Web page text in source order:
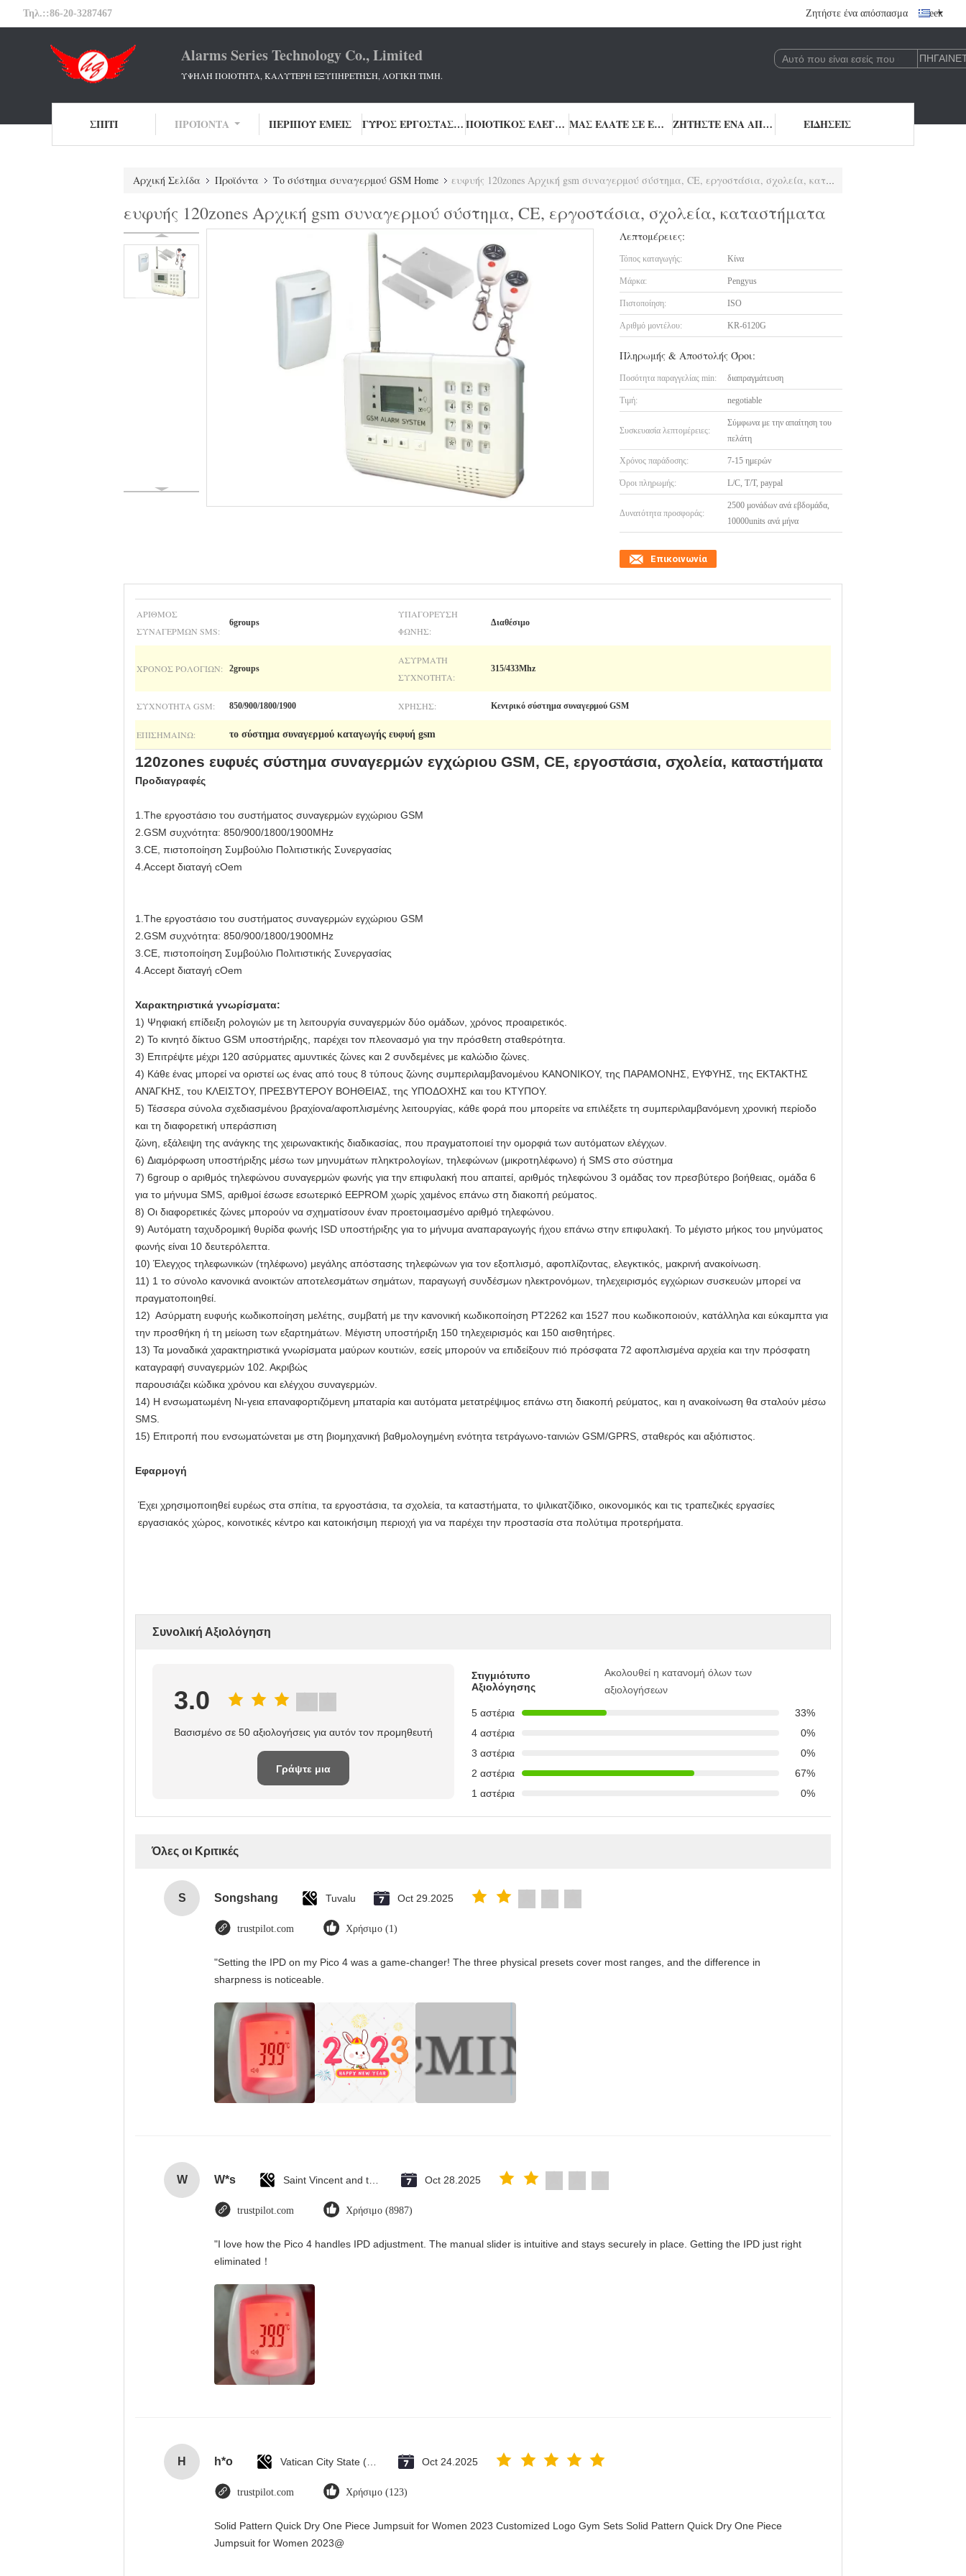
Τηλ.::86-20-3287467 Ζητήστε ένα απόσπασμα Greek
Alarms Series Technology Co., Limited
ΥΨΗΛΗ ΠΟΙΟΤΗΤΑ, ΚΑΛΥΤΕΡΗ ΕΞΥΠΗΡΕΤΗΣΗ, ΛΟΓΙΚΗ ΤΙΜΗ.
ΣΠΊΤΙ ΠΡΟΪΌΝΤΑ ΠΕΡΊΠΟΥ ΕΜΕΊΣ ΓΎΡΟΣ ΕΡΓΟΣΤΑΣΊΩΝ ΠΟΙΟΤΙΚΌΣ ΈΛΕΓΧΟΣ ΜΑΣ ΕΛΆΤΕ ΣΕ ΕΠΑΦΉ ΜΕ ΖΗΤΉΣΤΕ ΈΝΑ ΑΠΌΣΠΑΣΜΑ ΕΙΔΉΣΕΙΣ
Αρχική Σελίδα Προϊόντα Το σύστημα συναγερμού GSM Home ευφυής 120zones Αρχική gsm συναγερμού σύστημα, CE, εργοστάσια, σχολεία, καταστήματα
ευφυής 120zones Αρχική gsm συναγερμού σύστημα, CE, εργοστάσια, σχολεία, καταστήματα
Λεπτομέρειες:
Τόπος καταγωγής: Κίνα
Μάρκα: Pengyus
Πιστοποίηση: ISO
Αριθμό μοντέλου: KR-6120G
Πληρωμής & Αποστολής Όροι:
Ποσότητα παραγγελίας min: διαπραγμάτευση
Τιμή: negotiable
Συσκευασία λεπτομέρειες:
Σύμφωνα με την απαίτηση του
πελάτη
Χρόνος παράδοσης: 7-15 ημερών
Όροι πληρωμής: L/C, T/T, paypal
Δυνατότητα προσφοράς:
2500 μονάδων ανά εβδομάδα,
10000units ανά μήνα
Επικοινωνία
ΑΡΙΘΜΌΣ
ΣΥΝΑΓΕΡΜΏΝ SMS:
6groups
ΥΠΑΓΌΡΕΥΣΗ
ΦΩΝΉΣ:
Διαθέσιμο
ΧΡΌΝΟΣ ΡΟΛΟΓΙΏΝ: 2groups
ΑΣΎΡΜΑΤΗ
ΣΥΧΝΌΤΗΤΑ:
315/433Mhz
ΣΥΧΝΌΤΗΤΑ GSM: 850/900/1800/1900 ΧΡΉΣΗΣ: Κεντρικό σύστημα συναγερμού GSM
ΕΠΙΣΗΜΑΊΝΩ: το σύστημα συναγερμού καταγωγής ευφυή gsm
120zones ευφυές σύστημα συναγερμών εγχώριου GSM, CE, εργοστάσια, σχολεία, καταστήματα
Προδιαγραφές
1.The εργοστάσιο του συστήματος συναγερμών εγχώριου GSM
2.GSM συχνότητα: 850/900/1800/1900MHz
3.CE, πιστοποίηση Συμβούλιο Πολιτιστικής Συνεργασίας
4.Accept διαταγή cOem
1.The εργοστάσιο του συστήματος συναγερμών εγχώριου GSM
2.GSM συχνότητα: 850/900/1800/1900MHz
3.CE, πιστοποίηση Συμβούλιο Πολιτιστικής Συνεργασίας
4.Accept διαταγή cOem
Χαρακτηριστικά γνωρίσματα:
1) Ψηφιακή επίδειξη ρολογιών με τη λειτουργία συναγερμών δύο ομάδων, χρόνος προαιρετικός.
2) Το κινητό δίκτυο GSM υποστήριξης, παρέχει τον πλεονασμό για την πρόσθετη σταθερότητα.
3) Επιτρέψτε μέχρι 120 ασύρματες αμυντικές ζώνες και 2 συνδεμένες με καλώδιο ζώνες.
4) Κάθε ένας μπορεί να οριστεί ως ένας από τους 8 τύπους ζώνης συμπεριλαμβανομένου ΚΑΝΟΝΙΚΟΥ, της ΠΑΡΑΜΟΝΗΣ, ΕΥΦΥΗΣ, της ΕΚΤΑΚΤΗΣ
ΑΝΆΓΚΗΣ, του ΚΛΕΙΣΤΟΥ, ΠΡΕΣΒΥΤΕΡΟΥ ΒΟΗΘΕΙΑΣ, της ΥΠΟΔΟΧΗΣ και του ΚΤΥΠΟΥ.
5) Τέσσερα σύνολα σχεδιασμένου βραχίονα/αφοπλισμένης λειτουργίας, κάθε φορά που μπορείτε να επιλέξετε τη συμπεριλαμβανόμενη χρονική περίοδο
και τη διαφορετική υπεράσπιση
ζώνη, εξάλειψη της ανάγκης της χειρωνακτικής διαδικασίας, που πραγματοποιεί την ομορφιά των αυτόματων ελέγχων.
6) Διαμόρφωση υποστήριξης μέσω των μηνυμάτων πληκτρολογίων, τηλεφώνων (μικροτηλέφωνο) ή SMS στο σύστημα
7) 6group ο αριθμός τηλεφώνου συναγερμών φωνής για την επιφυλακή που απαιτεί, αριθμός τηλεφώνου 3 ομάδας τον πρεσβύτερο βοήθειας, ομάδα 6
για το μήνυμα SMS, αριθμοί έσωσε εσωτερικό EEPROM χωρίς χαμένος επάνω στη διακοπή ρεύματος.
8) Οι διαφορετικές ζώνες μπορούν να σχηματίσουν έναν προετοιμασμένο αριθμό τηλεφώνου.
9) Αυτόματη ταχυδρομική θυρίδα φωνής ISD υποστήριξης για το μήνυμα αναπαραγωγής ήχου επάνω στην επιφυλακή. Το μέγιστο μήκος του μηνύματος
φωνής είναι 10 δευτερόλεπτα.
10) Έλεγχος τηλεφωνικών (τηλέφωνο) μεγάλης απόστασης τηλεφώνων για τον εξοπλισμό, αφοπλίζοντας, ελεγκτικός, μακρινή ανακοίνωση.
11) 1 το σύνολο κανονικά ανοικτών αποτελεσμάτων σημάτων, παραγωγή συνδέσμων ηλεκτρονόμων, τηλεχειρισμός εγχώριων συσκευών μπορεί να
πραγματοποιηθεί.
12) Ασύρματη ευφυής κωδικοποίηση μελέτης, συμβατή με την κανονική κωδικοποίηση PT2262 και 1527 που κωδικοποιούν, κατάλληλα και εύκαμπτα για
την προσθήκη ή τη μείωση των εξαρτημάτων. Μέγιστη υποστήριξη 150 τηλεχειρισμός και 150 αισθητήρες.
13) Τα μοναδικά χαρακτηριστικά γνωρίσματα μαύρων κουτιών, εσείς μπορούν να επιδείξουν πιό πρόσφατα 72 αφοπλισμένα αρχεία και την πρόσφατη
καταγραφή συναγερμών 102. Ακριβώς
παρουσιάζει κώδικα χρόνου και ελέγχου συναγερμών.
14) Η ενσωματωμένη Νι-γεια επαναφορτιζόμενη μπαταρία και αυτόματα μετατρέψιμος επάνω στη διακοπή ρεύματος, και η ανακοίνωση θα σταλούν μέσω
SMS.
15) Επιτροπή που ενσωματώνεται με στη βιομηχανική βαθμολογημένη ενότητα τετράγωνο-ταινιών GSM/GPRS, σταθερός και αξιόπιστος.
Εφαρμογή
Έχει χρησιμοποιηθεί ευρέως στα σπίτια, τα εργοστάσια, τα σχολεία, τα καταστήματα, το ψιλικατζίδικο, οικονομικός και τις τραπεζικές εργασίες
εργασιακός χώρος, κοινοτικές κέντρο και κατοικήσιμη περιοχή για να παρέχει την προστασία στα πολύτιμα προτερήματα.
Συνολική Αξιολόγηση
3.0
Βασισμένο σε 50 αξιολογήσεις για αυτόν τον προμηθευτή
Γράψτε μια
Στιγμιότυπο
Αξιολόγησης
Ακολουθεί η κατανομή όλων των
αξιολογήσεων
5 αστέρια
33%
4 αστέρια
0%
3 αστέρια
0%
2 αστέρια
67%
1 αστέρια
0%
Όλες οι Κριτικές
S Songshang Tuvalu Oct 29.2025
trustpilot.com Χρήσιμο (1)
"Setting the IPD on my Pico 4 was a game-changer! The three physical presets cover most ranges, and the difference in
sharpness is noticeable.
W W*s Oct 28.2025
trustpilot.com Χρήσιμο (8987)
"I love how the Pico 4 handles IPD adjustment. The manual slider is intuitive and stays securely in place. Getting the IPD just right
eliminated！
H h*o Oct 24.2025
trustpilot.com Χρήσιμο (123)
Solid Pattern Quick Dry One Piece Jumpsuit for Women 2023 Customized Logo Gym Sets Solid Pattern Quick Dry One Piece
Jumpsuit for Women 2023@